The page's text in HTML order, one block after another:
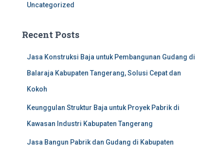
Uncategorized
Recent Posts
Jasa Konstruksi Baja untuk Pembangunan Gudang di
Balaraja Kabupaten Tangerang, Solusi Cepat dan
Kokoh
Keunggulan Struktur Baja untuk Proyek Pabrik di
Kawasan Industri Kabupaten Tangerang
Jasa Bangun Pabrik dan Gudang di Kabupaten